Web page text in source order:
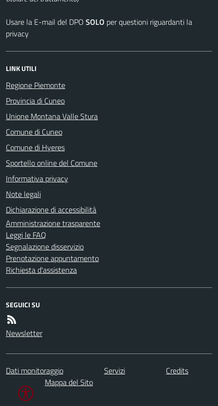
Usare la E-mail del DPO SOLO per questioni riguardanti la
privacy
LINK UTILI
Regione Piemonte
Provincia di Cuneo
Unione Montana Valle Stura
Comune di Cuneo
Comune di Hyeres
Sportello online del Comune
Informativa privacy
Note legali
Dichiarazione di accessibilità
Amministrazione trasparente
Leggi le FAQ
Segnalazione disservizio
Prenotazione appuntamento
Richiesta d'assistenza
SEGUICI SU
Newsletter
Dati monitoraggio Servizi
Credits
Mappa del Sito